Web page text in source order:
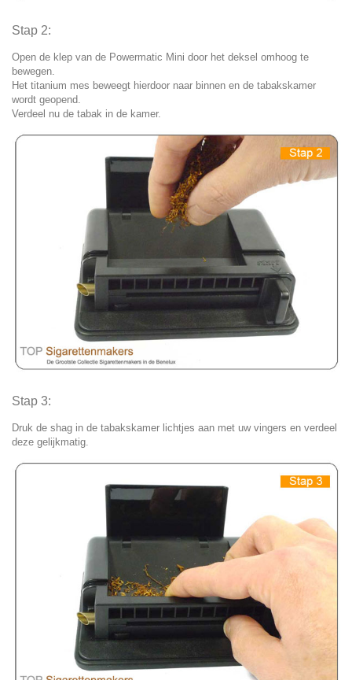
Stap 2:
Open de klep van de Powermatic Mini door het deksel omhoog te
bewegen.
Het titanium mes beweegt hierdoor naar binnen en de tabakskamer
wordt geopend.
Verdeel nu de tabak in de kamer.
Stap 3:
Druk de shag in de tabakskamer lichtjes aan met uw vingers en verdeel
deze gelijkmatig.